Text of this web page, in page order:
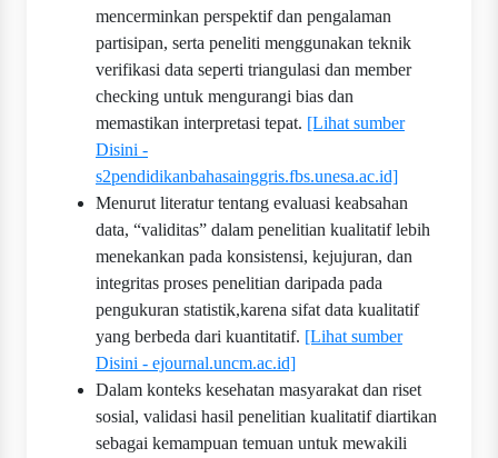
mencerminkan perspektif dan pengalaman
partisipan, serta peneliti menggunakan teknik
verifikasi data seperti triangulasi dan member
checking untuk mengurangi bias dan
memastikan interpretasi tepat. [Lihat sumber
Disini -
s2pendidikanbahasainggris.fbs.unesa.ac.id]
Menurut literatur tentang evaluasi keabsahan
data, “validitas” dalam penelitian kualitatif lebih
menekankan pada konsistensi, kejujuran, dan
integritas proses penelitian daripada pada
pengukuran statistik,karena sifat data kualitatif
yang berbeda dari kuantitatif. [Lihat sumber
Disini - ejournal.uncm.ac.id]
Dalam konteks kesehatan masyarakat dan riset
sosial, validasi hasil penelitian kualitatif diartikan
sebagai kemampuan temuan untuk mewakili